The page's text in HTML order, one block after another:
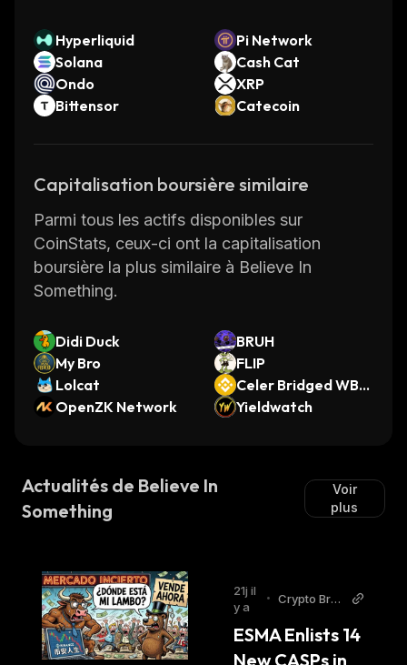
Hyperliquid
Pi Network
Solana
Cash Cat
Ondo
XRP
Bittensor
Catecoin
Capitalisation boursière similaire
Parmi tous les actifs disponibles sur
CoinStats, ceux-ci ont la capitalisation
boursière la plus similaire à Believe In
Something.
Didi Duck
BRUH
My Bro
FLIP
Lolcat
Celer Bridged WBN
B (Linea)
OpenZK Network Yieldwatch
Actualités de Believe In
Something
Voir
plus
21j il
y a
• Crypto Brea
ESMA Enlists 14
New CASPs in